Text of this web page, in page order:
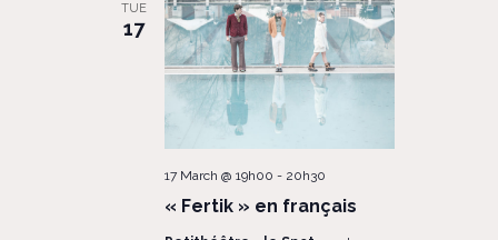
TUE
17
« Fertik » en français
17 March @ 19h00 - 20h30